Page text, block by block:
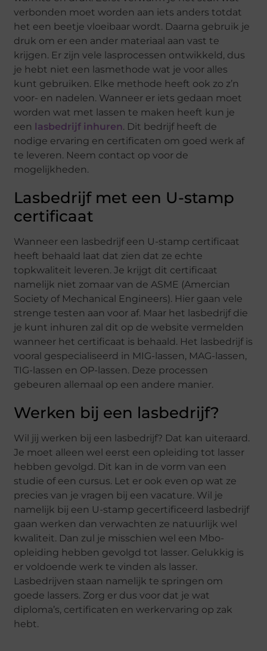
verbonden moet worden aan iets anders totdat
het een beetje vloeibaar wordt. Daarna gebruik je
druk om er een ander materiaal aan vast te
krijgen. Er zijn vele lasprocessen ontwikkeld, dus
je hebt niet een lasmethode wat je voor alles
kunt gebruiken. Elke methode heeft ook zo z’n
voor- en nadelen. Wanneer er iets gedaan moet
worden wat met lassen te maken heeft kun je
een lasbedrijf inhuren. Dit bedrijf heeft de
nodige ervaring en certificaten om goed werk af
te leveren. Neem contact op voor de
mogelijkheden.
Lasbedrijf met een U-stamp
certificaat
Wanneer een lasbedrijf een U-stamp certificaat
heeft behaald laat dat zien dat ze echte
topkwaliteit leveren. Je krijgt dit certificaat
namelijk niet zomaar van de ASME (Amercian
Society of Mechanical Engineers). Hier gaan vele
strenge testen aan voor af. Maar het lasbedrijf die
je kunt inhuren zal dit op de website vermelden
wanneer het certificaat is behaald. Het lasbedrijf is
vooral gespecialiseerd in MIG-lassen, MAG-lassen,
TIG-lassen en OP-lassen. Deze processen
gebeuren allemaal op een andere manier.
Werken bij een lasbedrijf?
Wil jij werken bij een lasbedrijf? Dat kan uiteraard.
Je moet alleen wel eerst een opleiding tot lasser
hebben gevolgd. Dit kan in de vorm van een
studie of een cursus. Let er ook even op wat ze
precies van je vragen bij een vacature. Wil je
namelijk bij een U-stamp gecertificeerd lasbedrijf
gaan werken dan verwachten ze natuurlijk wel
kwaliteit. Dan zul je misschien wel een Mbo-
opleiding hebben gevolgd tot lasser. Gelukkig is
er voldoende werk te vinden als lasser.
Lasbedrijven staan namelijk te springen om
goede lassers. Zorg er dus voor dat je wat
diploma’s, certificaten en werkervaring op zak
hebt.